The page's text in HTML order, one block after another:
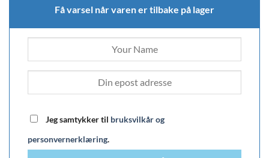
Få varsel når varen er tilbake på lager
Jeg samtykker til bruksvilkår og
personvernerklæring.